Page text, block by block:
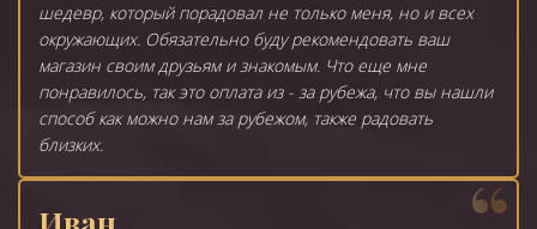
шедевр, который порадовал не только меня, но и всех
окружающих. Обязательно буду рекомендовать ваш
магазин своим друзьям и знакомым. Что еще мне
понравилось, так это оплата из - за рубежа, что вы нашли
способ как можно нам за рубежом, также радовать
близких.